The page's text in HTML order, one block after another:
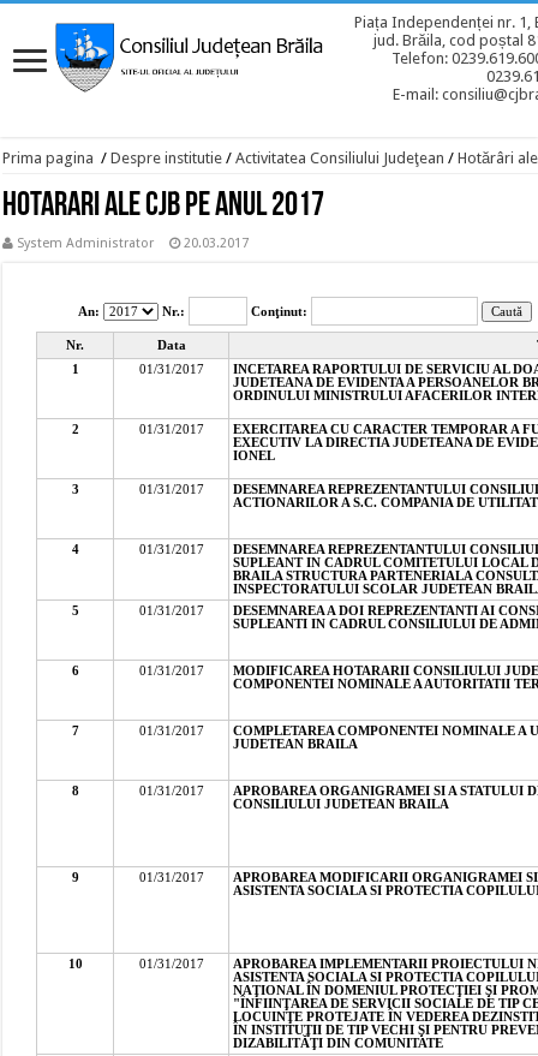
Piața Independenței nr. 1,
jud. Brăila, cod poștal
Telefon:
E-mail:
Prima pagina / Despre institutie / Activitatea Consiliului Judeţean / Hotărâri
Hotarari ale CJB pe anul 2017
System Administrator 20.03.2017